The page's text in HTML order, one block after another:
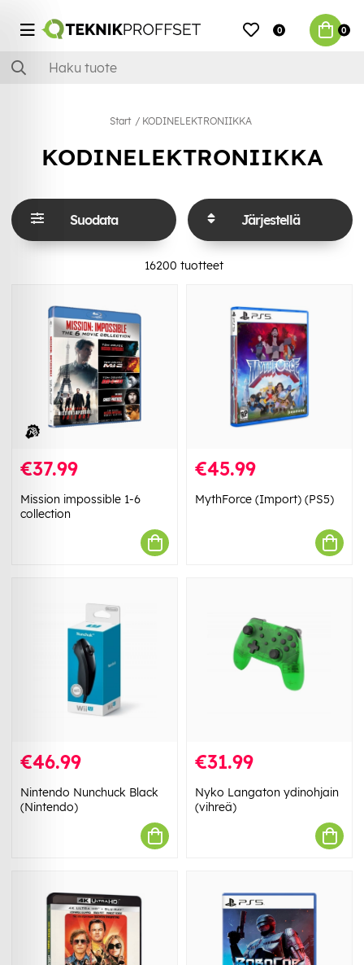
0 0
Start KODINELEKTRONIIKKA
KODINELEKTRONIIKKA
Suodata Järjestellä
16200 tuotteet
€37.99
Mission impossible 1-6
collection
€45.99
MythForce (Import) (PS5)
€46.99
Nintendo Nunchuck Black
(Nintendo)
€31.99
Nyko Langaton ydinohjain
(vihreä)